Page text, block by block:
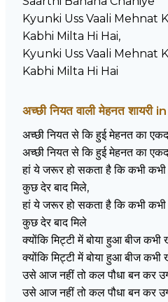
Kyunki Uss Vaali Mehnat
Kabhi Milta Hi Hai,
Kyunki Uss Vaali Mehnat
Kabhi Milta Hi Hai
अच्छी नियत वाली मेहनत
अच्छी नियत से कि हुई मेहनत का
अच्छी नियत से कि हुई मेहनत का
हां ये जरूर हो सकता है कि कभी
कुछ देर बाद मिले,
हां ये जरूर हो सकता है कि कभी
कुछ देर बाद मिले
क्योंकि मिट्टी में बोया हुआ बीज कभी
क्योंकि मिट्टी में बोया हुआ बीज कभी
उसे आज नहीं तो कल पौधा बन कर
उसे आज नहीं तो कल पौधा बन कर